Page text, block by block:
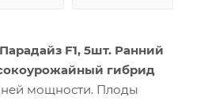
F1, 5шт. Ранний
гибрид
мощности. Плоды